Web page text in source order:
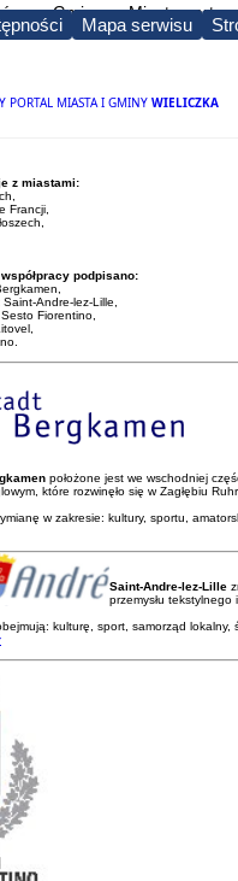
Mapa serwisu
PORTAL MIASTA I GMINY WIELICZKA
Gmina Miasta
z miastami:
Francji,
podpisano:
Andre-lez-Lille,
Fiorentino,
położone jest we wschodniej
które rozwinęło się w Zagłębiu
w zakresie: kultury, sportu,
Saint-Andre-lez-Lille
przemysłu
kulturę, sport, samorząd lokalny,